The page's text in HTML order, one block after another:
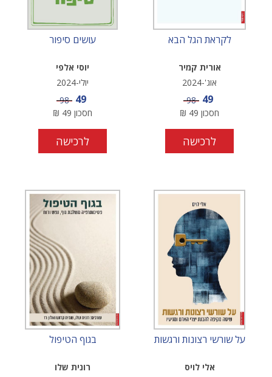
לקראת הגל הבא
אורית קמיר
אוג'-2024
מחיר מבצע
49 מחיר
98
חסכון 49
₪
לרכישה
עושים סיפור
יוסי אלפי
יולי-2024
מחיר מבצע
49 מחיר
98
חסכון 49
₪
לרכישה
על שורשי רצונות ורגשות
אלי לויס
בגוף הטיפול
רונית שלו